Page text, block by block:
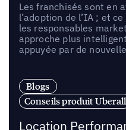
Les franchisés sont en
l’adoption de l’IA ; et
les responsables
approche plus
appuyée par de
Blogs
Conseils produit Uberall
Location